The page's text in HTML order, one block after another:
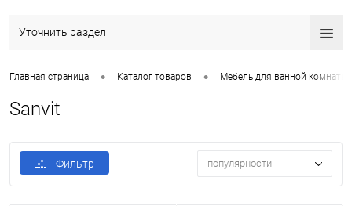
Уточнить раздел
Главная страница • Каталог товаров • Мебель для ванной комнаты
Sanvit
Фильтр популярности